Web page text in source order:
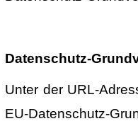
Datenschutz-
Unter der URL-
EU-Datenschutz-